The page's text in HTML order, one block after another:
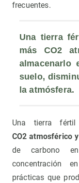
frecuentes.
Una tierra
más CO2
almacenarlo
suelo,
la atmósfera.
Una tierra
CO2 atmosférico
de carbono
concentración
prácticas que